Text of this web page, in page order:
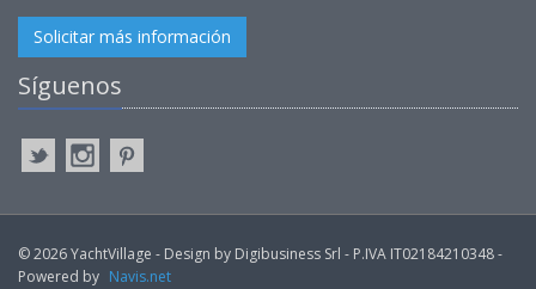
Solicitar más información
Síguenos
© 2026 YachtVillage - Design by Digibusiness Srl - P.IVA IT02184210348 -
Powered by Navis.net